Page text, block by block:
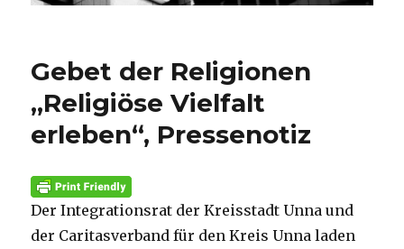
Gebet der Religionen
„Religiöse Vielfalt
erleben“, Pressenotiz
Der Integrationsrat der Kreisstadt Unna und
der Caritasverband für den Kreis Unna laden